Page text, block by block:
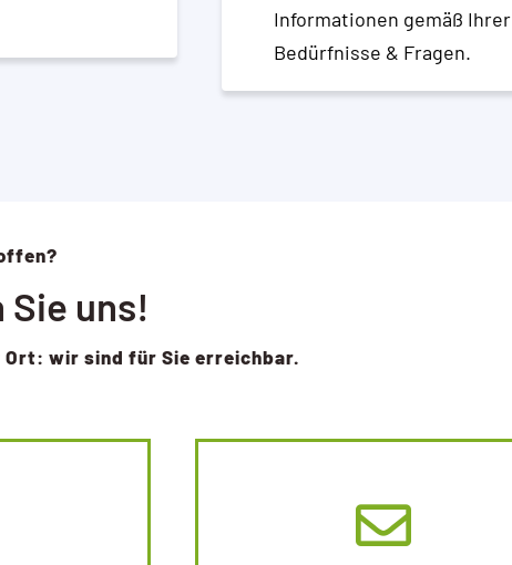
Informationen gemäß Ihrer
Bedürfnisse & Fragen.
uns!
Ort: wir sind für Sie erreichbar.